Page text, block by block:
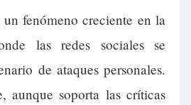
fenómeno creciente en la
las redes sociales se
de ataques personales.
aunque soporta las críticas